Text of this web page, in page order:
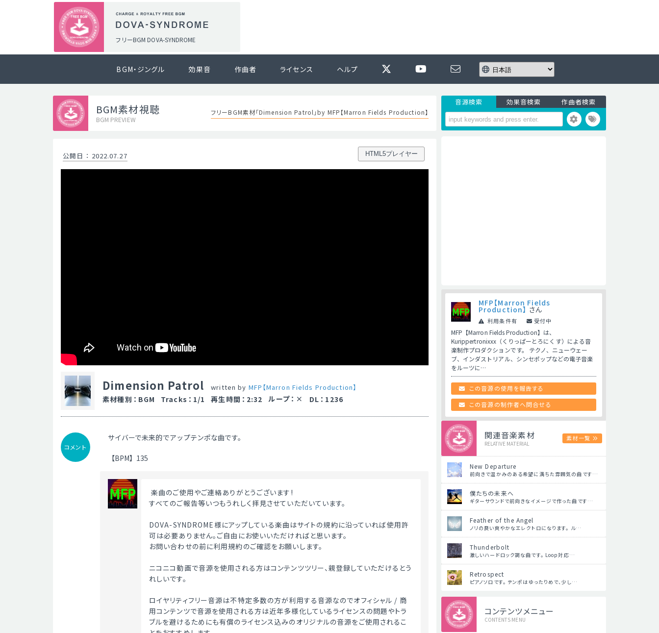
フリーBGM DOVA-SYNDROME
BGM・ジングル 効果音 作曲者 ライセンス ヘルプ
BGM素材視聴
BGM PREVIEW
フリーBGM素材「Dimension Patrol」by MFP【Marron Fields Production】
公開日 ： 2022.07.27 HTML5プレイヤー
Dimension Patrol written by MFP【Marron Fields Production】
素材種別 ： BGM Tracks ： 1/1 再生時間 ： 2:32 ループ ： DL ： 1236
コメント
サイバーで未来的でアップテンポな曲です。
【BPM】135
楽曲のご使用やご連絡ありがとうございます!
すべてのご報告等いつもうれしく拝見させていただいています。
DOVA-SYNDROME様にアップしている楽曲はサイトの規約に沿っていれば使用許
可は必要ありません。ご自由にお使いいただければと思います。
お問い合わせの前に利用規約のご確認をお願いします。
ニコニコ動画で音源を使用される方はコンテンツツリー、親登録していただけるとう
れしいです。
ロイヤリティフリー音源は不特定多数の方が利用する音源なのでオフィシャル / 商
用コンテンツで音源を使用される方は近年多様化しているライセンスの問題やトラ
ブルを避けるためにも有償のライセンス込みのオリジナルの音源をご使用されるこ
音源検索 効果音検索 作曲者検索
MFP【Marron Fields
Production】 さん
利用条件有 受付中
MFP【Marron Fields Production】は、
Kurippertronixxx（くりっぱーとろにくす）による音
楽制作プロダクションです。 テクノ、ニューウェー
ブ、インダストリアル、シンセポップなどの電子音楽
をルーツに…
この音源の使用を報告する
この音源の制作者へ問合せる
関連音楽素材
RELATIVE MATERIAL
素材一覧
New Departure
前向きで温かみのある希望に満ちた雰囲気の曲です…
僕たちの未来へ
ギターサウンドで前向きなイメージで作った曲です…
Feather of the Angel
ノリの良い爽やかなエレクトロになります。 ル…
Thunderbolt
激しいハードロック調な曲です。 Loop対応…
Retrospect
ピアノソロです。 テンポはゆったりめで、少し…
コンテンツメニュー
CONTENTS MENU